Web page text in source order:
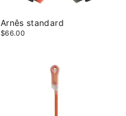
Arnês standard
$66.00